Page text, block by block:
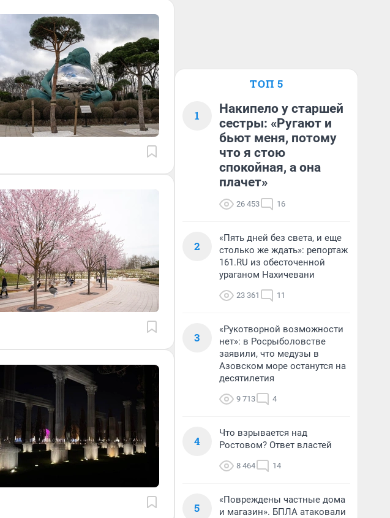
ТОП 5
1
Накипело у старшей
сестры: «Ругают и
бьют меня, потому
что я стою
спокойная, а она
плачет»
26 453 16
2
«Пять дней без света, и еще
столько же ждать»: репортаж
161.RU из обесточенной
ураганом Нахичевани
23 361 11
3
«Рукотворной возможности
нет»: в Росрыболовстве
заявили, что медузы в
Азовском море останутся на
десятилетия
9 713 4
4
Что взрывается над
Ростовом? Ответ властей
8 464 14
5
«Повреждены частные дома
и магазин». БПЛА атаковали